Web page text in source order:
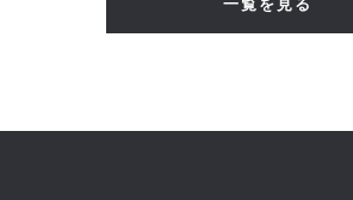
一覧を見る